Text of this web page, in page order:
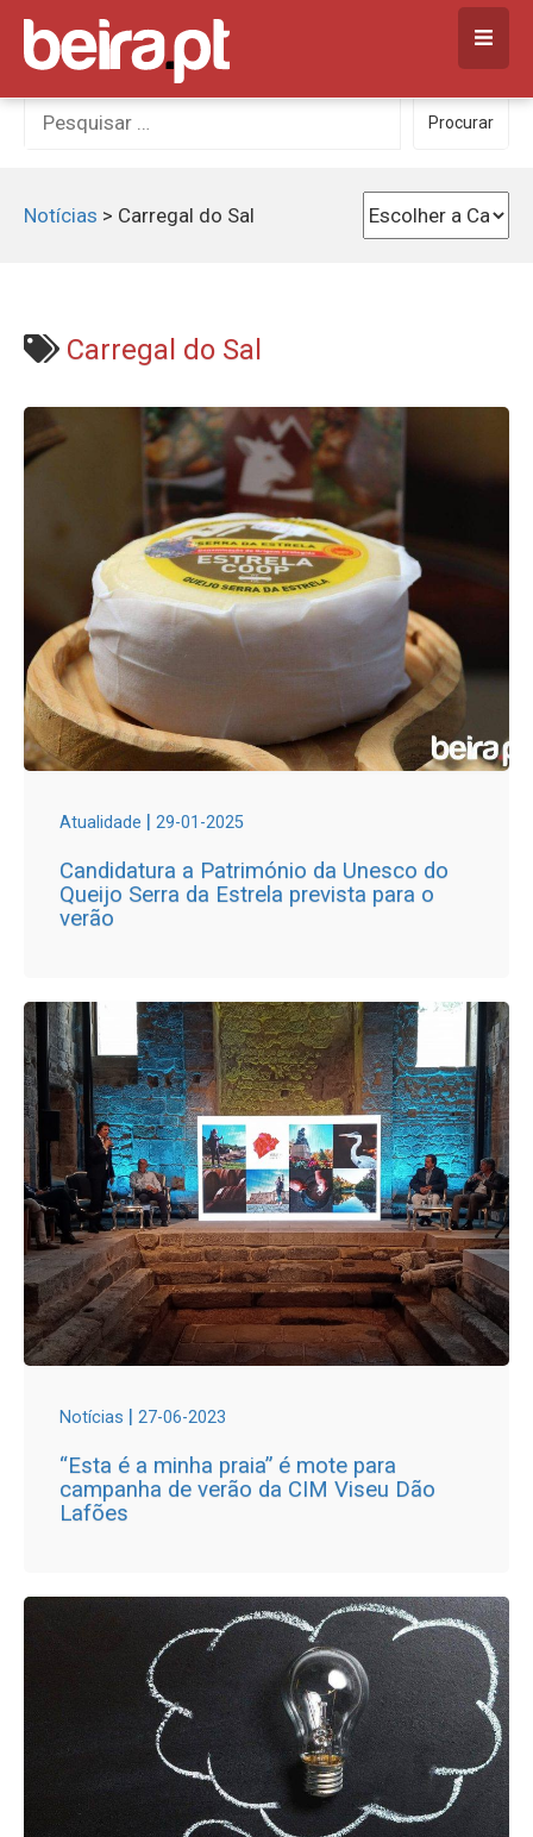
Skip
content
Procurar
por:
Procurar
Notícias > Carregal do Sal
Carregal do Sal
Atualidade | 29-01-2025
Candidatura a Património da Unesco do
Queijo Serra da Estrela prevista para o
verão
Notícias | 27-06-2023
“Esta é a minha praia” é mote para
campanha de verão da CIM Viseu Dão
Lafões